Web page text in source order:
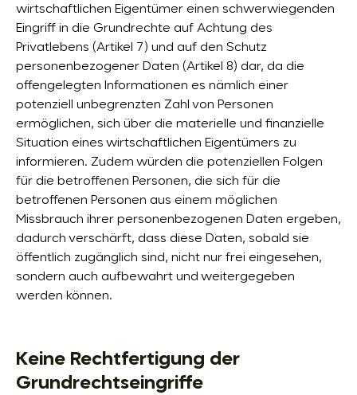
wirtschaftlichen Eigentümer einen schwerwiegenden
Eingriff in die Grundrechte auf Achtung des
Privatlebens (Artikel 7) und auf den Schutz
personenbezogener Daten (Artikel 8) dar, da die
offengelegten Informationen es nämlich einer
potenziell unbegrenzten Zahl von Personen
ermöglichen, sich über die materielle und finanzielle
Situation eines wirtschaftlichen Eigentümers zu
informieren. Zudem würden die potenziellen Folgen
für die betroffenen Personen, die sich für die
betroffenen Personen aus einem möglichen
Missbrauch ihrer personenbezogenen Daten ergeben,
dadurch verschärft, dass diese Daten, sobald sie
öffentlich zugänglich sind, nicht nur frei eingesehen,
sondern auch aufbewahrt und weitergegeben
werden können.
Keine Rechtfertigung der
Grundrechtseingriffe